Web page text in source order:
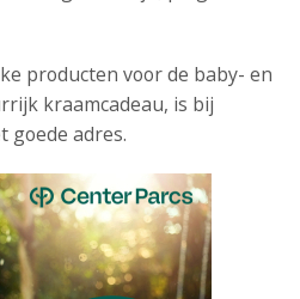
producten voor de baby- en
kraamcadeau, is bij
goede adres.